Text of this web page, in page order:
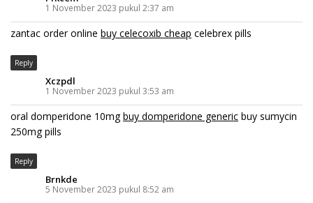
1 November 2023 pukul 2:37 am
zantac order online buy celecoxib cheap celebrex pills
Reply
Xczpdl
1 November 2023 pukul 3:53 am
oral domperidone 10mgbuy domperidone generic buy sumycin
250mg pills
Reply
Brnkde
5 November 2023 pukul 8:52 am